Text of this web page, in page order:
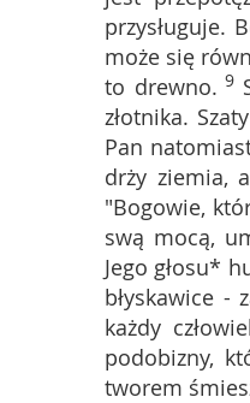
przysługuje.
może się
to drewno. 9
złotnika.
Pan
drży ziemia,
"Bogowie,
swą mocą,
Jego głosu*
błyskawice -
każdy
podobizny,
tworem